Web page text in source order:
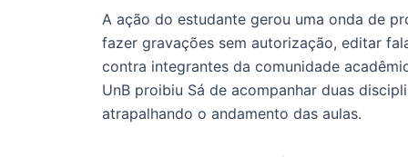
A ação do estudante gerou uma onda de
fazer gravações sem autorização, editar
contra integrantes da comunidade
UnB proibiu Sá de acompanhar duas
atrapalhando o andamento das aulas.